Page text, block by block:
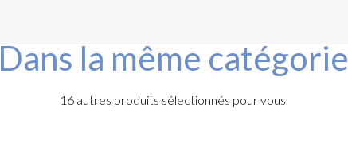
Dans la même catégorie
16 autres produits sélectionnés pour vous